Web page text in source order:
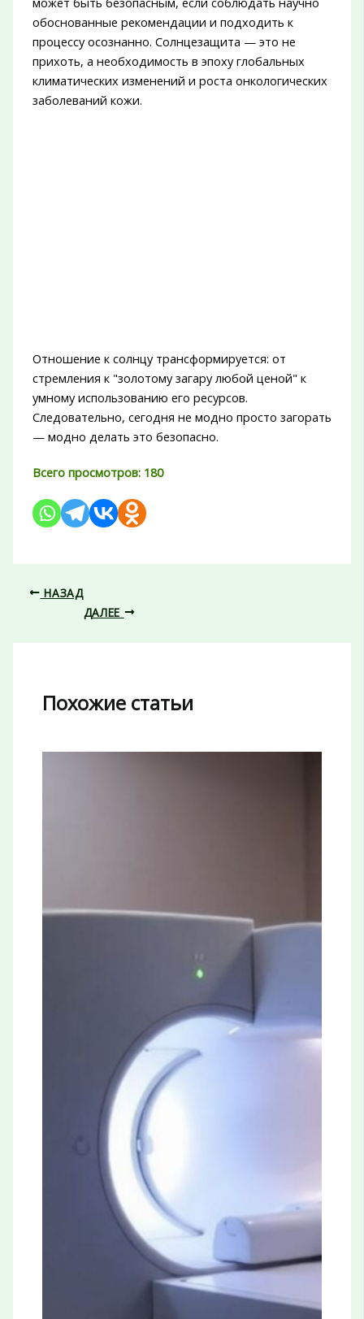
обоснованные рекомендации и подходить к
процессу осознанно. Солнцезащита — это не
прихоть, а необходимость в эпоху глобальных
климатических изменений и роста онкологических
заболеваний кожи.
Отношение к солнцу трансформируется: от
стремления к "золотому загару любой ценой" к
умному использованию его ресурсов.
Следовательно, сегодня не модно просто загорать
— модно делать это безопасно.
Всего просмотров: 180
НАЗАД
ДАЛЕЕ
Похожие статьи